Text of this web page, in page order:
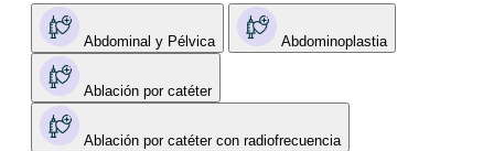
Abdominal y Pélvica Abdominoplastia
Ablación por catéter
Ablación por catéter con radiofrecuencia